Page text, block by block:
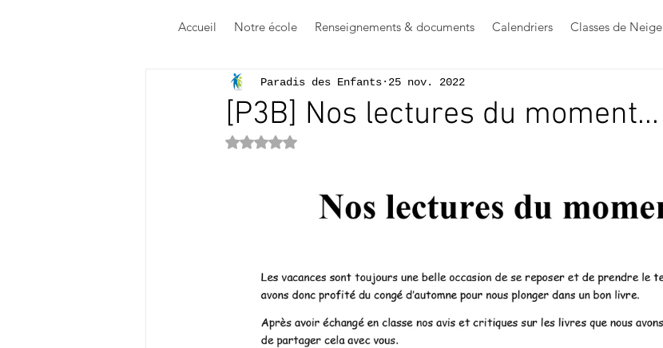
Accueil Notre école Renseignements & documents Calendriers Classes de Neige
[P3B] Nos lectures du moment...
Paradis des Enfants 25 nov. 2022
Noté NaN étoiles sur 5.